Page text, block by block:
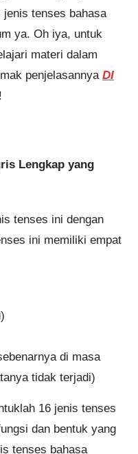
tenses bahasa
ya. Oh iya, untuk
materi dalam
penjelasannya DI
Lengkap yang
tenses ini dengan
ini memiliki empat
di masa
tidak terjadi)
16 jenis tenses
dan bentuk yang
tenses bahasa